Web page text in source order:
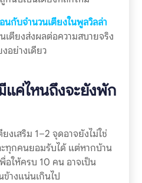
นกับจำนวนเตียงในพูลวิลล่า
เตียงส่งผลต่อความสบายจริง
อย่างเดียว
แค่ไหนถึงจะยังพัก
งเสริม 1–2 จุดอาจยังไม่ใช่
ทุกคนยอมรับได้ แต่หากบ้าน
อให้ครบ 10 คน อาจเป็น
างแน่นเกินไป